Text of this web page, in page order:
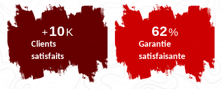
+10K
Clients
satisfaits
76%
Garantie
satisfaisante